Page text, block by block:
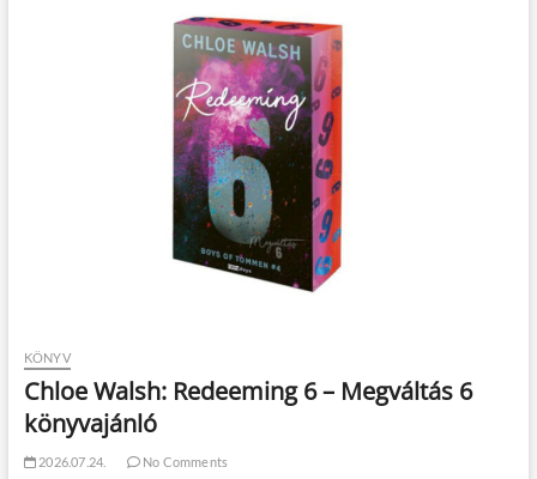
KÖNYV
Chloe Walsh: Redeeming 6 – Megváltás 6
könyvajánló
2026.07.24. No Comments